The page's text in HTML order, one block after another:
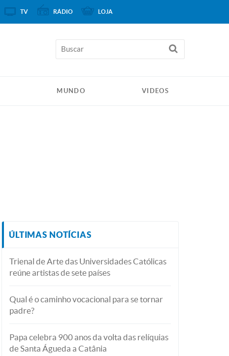
MUNDO VIDEOS
ÚLTIMAS NOTÍCIAS
Trienal de Arte das Universidades Católicas
reúne artistas de sete países
Qual é o caminho vocacional para se tornar
padre?
Papa celebra 900 anos da volta das relíquias
de Santa Águeda a Catânia
TV RÁDIO LOJA